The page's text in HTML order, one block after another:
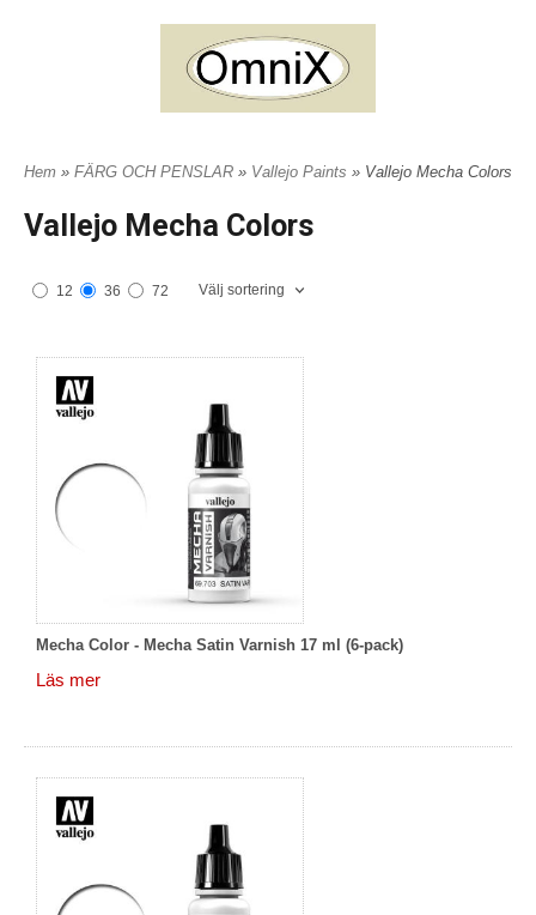
Hem » FÄRG OCH PENSLAR » Vallejo Paints » Vallejo Mecha Colors
Vallejo Mecha Colors
12 36 72 Välj sortering
Mecha Color - Mecha Satin Varnish 17 ml (6-pack)
Läs mer